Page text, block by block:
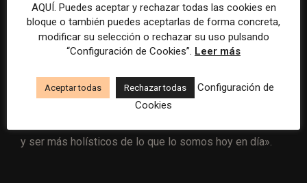
En cuanto al segundo punto, tener un porfolio más
variado e interrelacionado, indica Jacobsen,
«queremos empaquetar más productos y tener
maximiza el CLV.
Historial de comportamiento, pagos,
etc., nos darán unas ideas claras de qué productos
y ser más holísticos de lo que lo somos hoy en día».
AQUÍ. Puedes aceptar y rechazar todas las cookies en
bloque o también puedes aceptarlas de forma concreta,
modificar su selección o rechazar su uso pulsando
“Configuración de Cookies”. Leer más
Aceptar todas Rechazar todas
Configuración de
Cookies